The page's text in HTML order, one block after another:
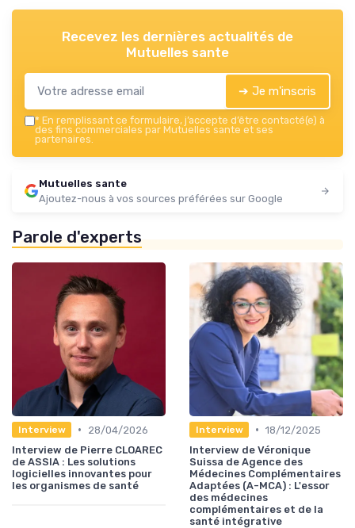
Recevez les dernières actualités de
Mutuelles sante
➔ Je m'inscris
* En remplissant ce formulaire, j’accepte d’être contacté(e) à
des fins commerciales par Mutuelles sante et ses
partenaires.
Mutuelles sante
Ajoutez-nous à vos sources préférées sur Google
Parole d'experts
Interview •
28/04/2026
Interview de Pierre CLOAREC
de ASSIA : Les solutions
logicielles innovantes pour
les organismes de santé
Interview • 18/12/2025
Interview de Véronique
Suissa de Agence des
Médecines Complémentaires
Adaptées (A-MCA) : L'essor
des médecines
complémentaires et de la
santé intégrative